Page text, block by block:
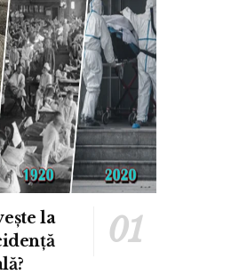
la